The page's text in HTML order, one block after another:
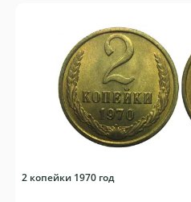
2 копейки 1970 год